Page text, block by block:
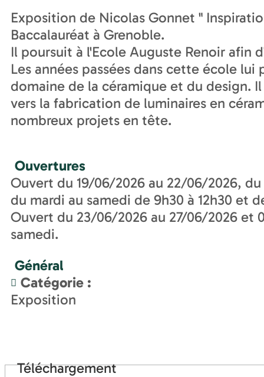
Exposition de Nicolas Gonnet "
Baccalauréat à Grenoble.
Il poursuit à l'Ecole Auguste Renoir
Les années passées dans cette école
domaine de la céramique et du design.
vers la fabrication de luminaires en
nombreux projets en tête.
Ouvertures
Ouvert du 19/06/2026 au 22/06/2026,
du mardi au samedi de 9h30 à 12h30 et
Ouvert du 23/06/2026 au 27/06/2026 et
samedi.
Général
Catégorie :
Exposition
Téléchargement